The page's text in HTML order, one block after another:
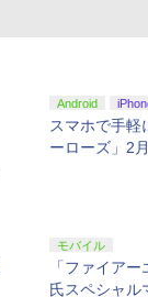
Android
スマホで手軽
ーローズ」2
モバイル
「ファイア
氏スペシャル